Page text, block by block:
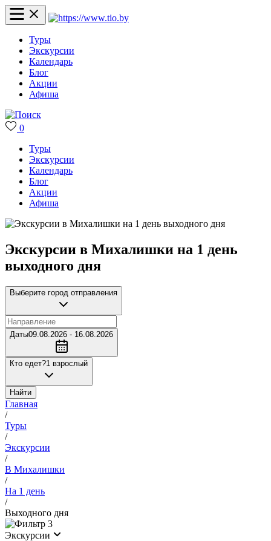
Туры
Экскурсии
Календарь
Блог
Акции
Афиша
0
Туры
Экскурсии
Календарь
Блог
Акции
Афиша
Экскурсии в Михалишки на 1 день
выходного дня
Выберите город отправления
Даты09.08.2026 - 16.08.2026
Кто едет?1 взрослый
Найти
Главная
/
Туры
/
Экскурсии
/
В Михалишки
/
На 1 день
/
Выходного дня
3
Экскурсии